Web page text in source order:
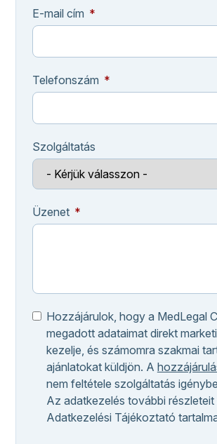
E-mail cím
Telefonszám
Szolgáltatás
Üzenet
Hozzájárulok, hogy a MedLegal
megadott adataimat direkt
kezelje, és számomra szakmai
ajánlatokat küldjön. A
nem feltétele szolgáltatás
Az adatkezelés további részleteit
Adatkezelési Tájékoztató